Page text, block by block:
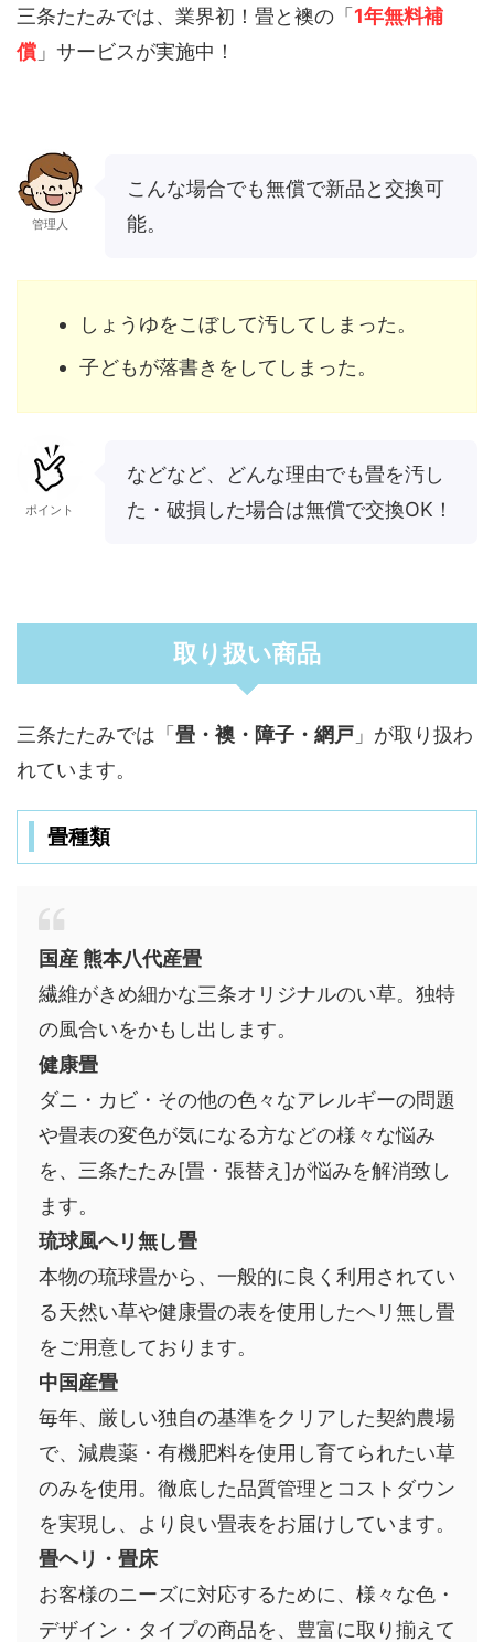
三条たたみでは、業界初！畳と襖の「1年無料補
償 」サービスが実施中！
管理人
こんな場合でも無償で新品と交換可
能。
しょうゆをこぼして汚してしまった。
子どもが落書きをしてしまった。
ポイント
などなど、どんな理由でも畳を汚し
た・破損した場合は無償で交換OK！
取り扱い商品
三条たたみでは「畳・襖・障子・網戸 」が取り扱わ
れています。
畳種類
国産 熊本八代産畳
繊維がきめ細かな三条オリジナルのい草。独特
の風合いをかもし出します。
健康畳
ダニ・カビ・その他の色々なアレルギーの問題
や畳表の変色が気になる方などの様々な悩み
を、三条たたみ[畳・張替え]が悩みを解消致し
ます。
琉球風ヘリ無し畳
本物の琉球畳から、一般的に良く利用されてい
る天然い草や健康畳の表を使用したヘリ無し畳
をご用意しております。
中国産畳
毎年、厳しい独自の基準をクリアした契約農場
で、減農薬・有機肥料を使用し育てられたい草
のみを使用。徹底した品質管理とコストダウン
を実現し、より良い畳表をお届けしています。
畳ヘリ・畳床
お客様のニーズに対応するために、様々な色・
デザイン・タイプの商品を、豊富に取り揃えて